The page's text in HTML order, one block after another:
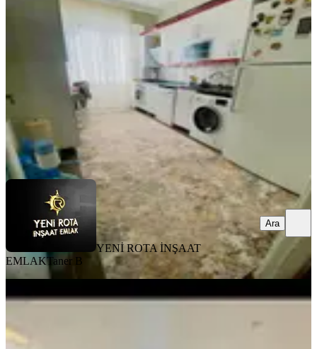
Dulkadiroğlu, Bayazıtlı Mahallesi
·6. Kat ·03.08.2026
YENİ ROTA İNŞAAT EMLAK Taner B
Ara
YENİ ROTA İNŞAAT
EMLAKTaner B
Ara
Germenicia'dan Satılık Karacasu